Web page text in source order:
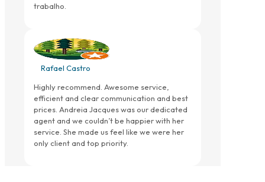
trabalho.
Rafael Castro
Highly recommend. Awesome service,
efficient and clear communication and best
prices. Andreia Jacques was our dedicated
agent and we couldn’t be happier with her
service. She made us feel like we were her
only client and top priority.